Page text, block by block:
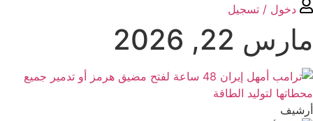
دخول / تسجیل
مارس 22, 2026
أرشیف